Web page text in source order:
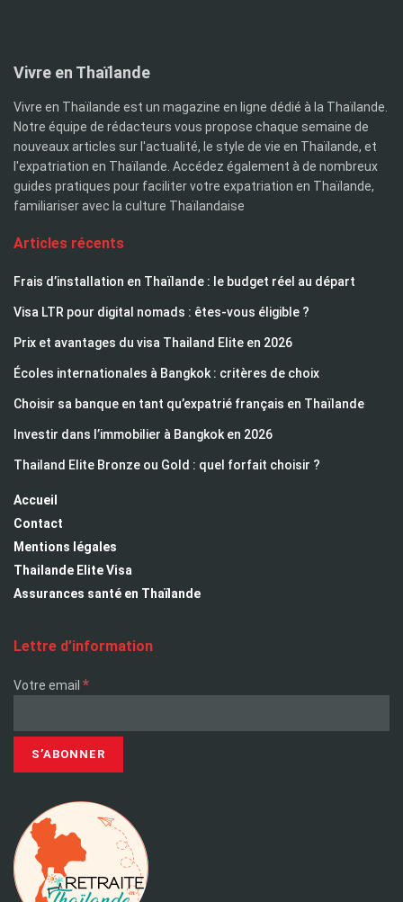
Vivre en Thaïlande
Vivre en Thaïlande est un magazine en ligne dédié à la Thaïlande.
Notre équipe de rédacteurs vous propose chaque semaine de
nouveaux articles sur l'actualité, le style de vie en Thaïlande, et
l'expatriation en Thaïlande. Accédez également à de nombreux
guides pratiques pour faciliter votre expatriation en Thaïlande,
familiariser avec la culture Thaïlandaise
Articles récents
Frais d’installation en Thaïlande : le budget réel au départ
Visa LTR pour digital nomads : êtes-vous éligible ?
Prix et avantages du visa Thailand Elite en 2026
Écoles internationales à Bangkok : critères de choix
Choisir sa banque en tant qu’expatrié français en Thaïlande
Investir dans l’immobilier à Bangkok en 2026
Thailand Elite Bronze ou Gold : quel forfait choisir ?
Accueil
Contact
Mentions légales
Thailande Elite Visa
Assurances santé en Thaïlande
Lettre d’information
Votre email *